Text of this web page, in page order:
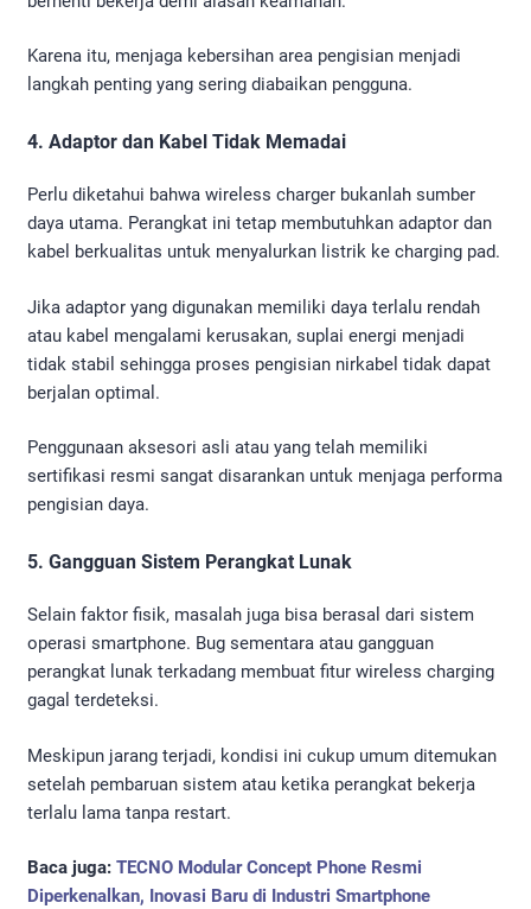
Karena itu, menjaga kebersihan area pengisian menjadi
langkah penting yang sering diabaikan pengguna.
4. Adaptor dan Kabel Tidak Memadai
Perlu diketahui bahwa wireless charger bukanlah sumber
daya utama. Perangkat ini tetap membutuhkan adaptor dan
kabel berkualitas untuk menyalurkan listrik ke charging pad.
Jika adaptor yang digunakan memiliki daya terlalu rendah
atau kabel mengalami kerusakan, suplai energi menjadi
tidak stabil sehingga proses pengisian nirkabel tidak dapat
berjalan optimal.
Penggunaan aksesori asli atau yang telah memiliki
sertifikasi resmi sangat disarankan untuk menjaga performa
pengisian daya.
5. Gangguan Sistem Perangkat Lunak
Selain faktor fisik, masalah juga bisa berasal dari sistem
operasi smartphone. Bug sementara atau gangguan
perangkat lunak terkadang membuat fitur wireless charging
gagal terdeteksi.
Meskipun jarang terjadi, kondisi ini cukup umum ditemukan
setelah pembaruan sistem atau ketika perangkat bekerja
terlalu lama tanpa restart.
Baca juga: TECNO Modular Concept Phone Resmi
Diperkenalkan, Inovasi Baru di Industri Smartphone